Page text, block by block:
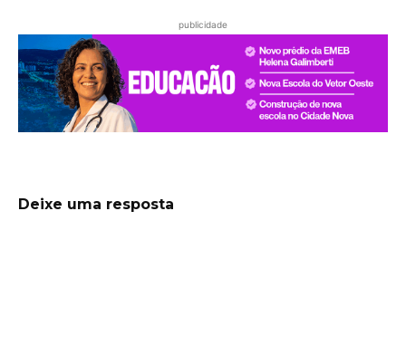
publicidade
Deixe uma resposta